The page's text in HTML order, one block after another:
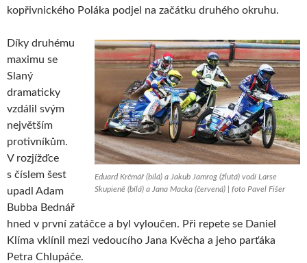
kopřivnického Poláka podjel na začátku druhého okruhu.
Eduard Krčmář (bílá) a Jakub Jamrog (žlutá) vodí Larse
Skupieně (bílá) a Jana Macka (červená) | foto Pavel Fišer
Díky druhému
maximu se
Slaný
dramaticky
vzdálil svým
největším
protivníkům.
V rozjížďce
s číslem šest
upadl Adam
Bubba Bednář
hned v první zatáčce a byl vyloučen. Při repete se Daniel
Klíma vklínil mezi vedoucího Jana Kvěcha a jeho parťáka
Petra Chlupáče.